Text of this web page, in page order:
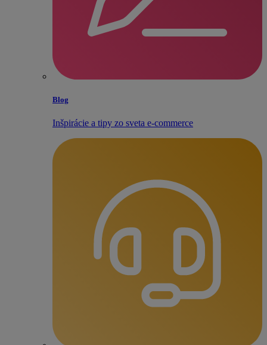
Blog
Inšpirácie a tipy zo sveta e‑commerce